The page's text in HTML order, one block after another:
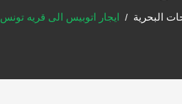
البحرية ايجار اتوبيس الى قريه تونس